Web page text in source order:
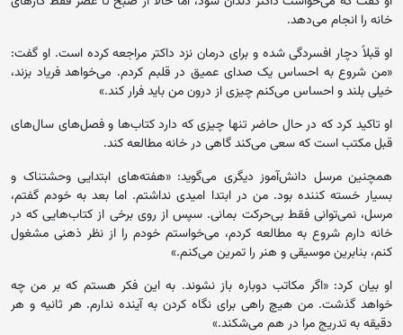
خانه را انجام می‌دهد.
او قبلاً دچار افسردگی شده و برای درمان نزد داکتر مراجعه کرده است. او گفت:
«من شروع به احساس یک صدای عمیق در قلبم کردم. می‌خواهد فریاد بزند،
خیلی بلند و احساس می‌کنم چیزی از درون من باید فرار کند.»
او تاکید کرد که در حال حاضر تنها چیزی که دارد کتاب‌ها و فصل‌های سال‌های
قبل مکتب است که سعی می‌کند گاهی در خانه مطالعه کند.
همچنین مرسل دانش‌آموز دیگری می‌گوید: «هفته‌های ابتدایی وحشتناک و
بسیار خسته کننده بود. من در ابتدا امیدی نداشتم. اما بعد به خودم گفتم،
مرسل، نمی‌توانی فقط بی‌حرکت بمانی. سپس از روی برخی از کتاب‌هایی که در
خانه دارم شروع به مطالعه کردم، می‌خواستم خودم را از نظر ذهنی مشغول
کنم، بنابرین موسیقی و هنر را تمرین می‌کنم.»
او بیان کرد: «اگر مکاتب دوباره باز نشوند. به این فکر هستم که بر من چه
خواهد گذشت. من هیچ راهی برای نگاه کردن به آینده ندارم. هر ثانیه و هر
دقیقه به تدریج مرا در هم می‌شکند.»